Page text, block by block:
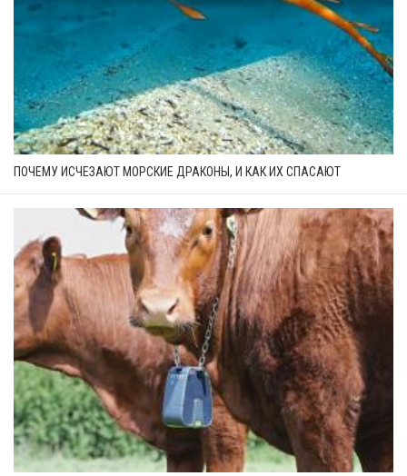
ПОЧЕМУ ИСЧЕЗАЮТ МОРСКИЕ ДРАКОНЫ, И КАК ИХ СПАСАЮТ